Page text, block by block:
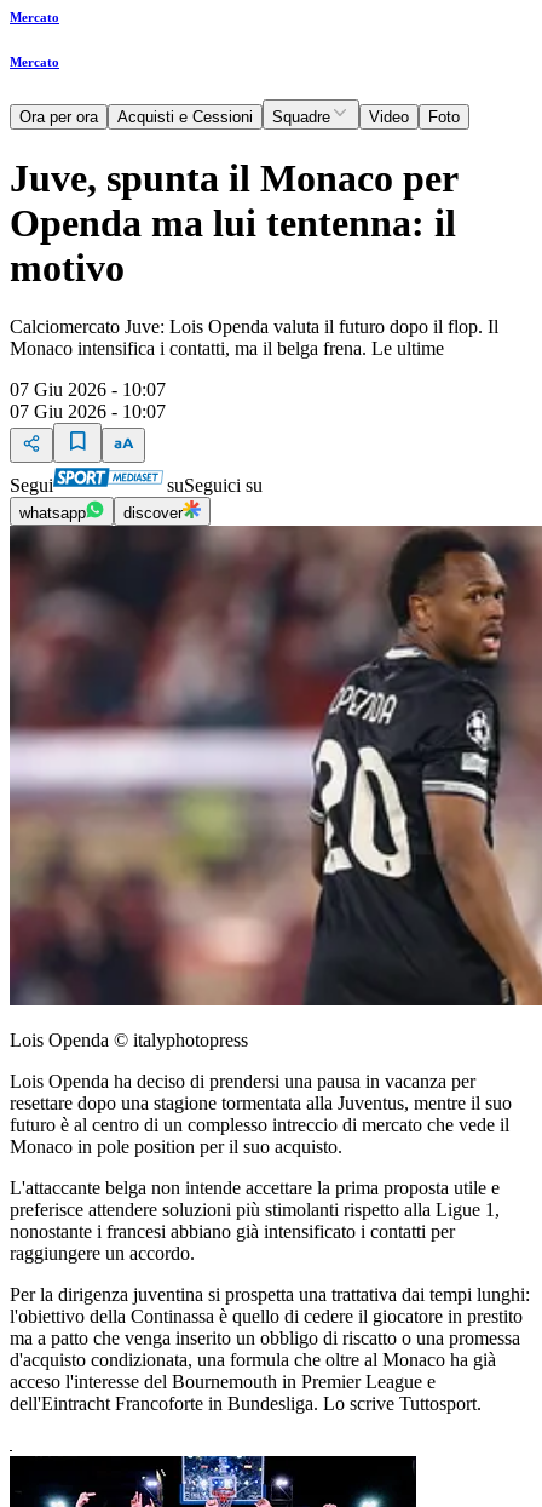
Mercato
Mercato
Ora per ora Acquisti e Cessioni Squadre Video Foto
Juve, spunta il Monaco per
Openda ma lui tentenna: il
motivo
Calciomercato Juve: Lois Openda valuta il futuro dopo il flop. Il
Monaco intensifica i contatti, ma il belga frena. Le ultime
07 Giu 2026 - 10:07
07 Giu 2026 - 10:07
Segui suSeguici su
whatsapp discover
Lois Openda © italyphotopress
Lois Openda ha deciso di prendersi una pausa in vacanza per
resettare dopo una stagione tormentata alla Juventus, mentre il suo
futuro è al centro di un complesso intreccio di mercato che vede il
Monaco in pole position per il suo acquisto.
L'attaccante belga non intende accettare la prima proposta utile e
preferisce attendere soluzioni più stimolanti rispetto alla Ligue 1,
nonostante i francesi abbiano già intensificato i contatti per
raggiungere un accordo.
Per la dirigenza juventina si prospetta una trattativa dai tempi lunghi:
l'obiettivo della Continassa è quello di cedere il giocatore in prestito
ma a patto che venga inserito un obbligo di riscatto o una promessa
d'acquisto condizionata, una formula che oltre al Monaco ha già
acceso l'interesse del Bournemouth in Premier League e
dell'Eintracht Francoforte in Bundesliga. Lo scrive Tuttosport.